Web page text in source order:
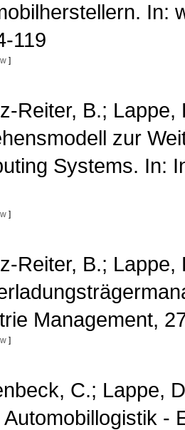
In:
119
]
Reiter, B.;
zur
Systems. In:
]
Reiter, B.; Lappe,
Management,
]
C.; Lappe,
Automobillogistik -